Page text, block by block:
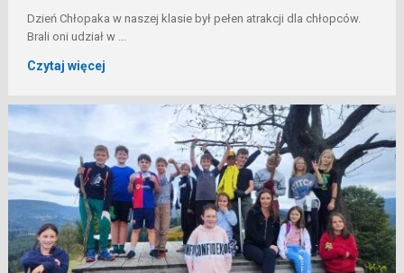
Dzień Chłopaka w naszej klasie był pełen atrakcji dla chłopców.
Brali oni udział w ...
Czytaj więcej